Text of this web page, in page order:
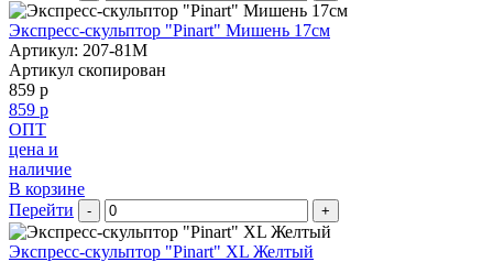
Экспресс-скульптор "Pinart" Мишень 17см
Артикул: 207-81M
Артикул скопирован
859 р
859 р
ОПТ
цена и
наличие
В корзине
Перейти
- +
Экспресс-скульптор "Pinart" XL Желтый